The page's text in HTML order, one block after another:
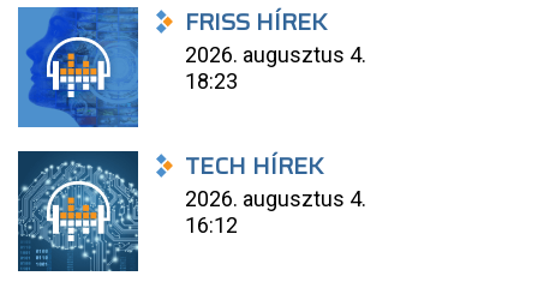
FRISS HÍREK
2026. augusztus 4.
18:23
TECH HÍREK
2026. augusztus 4.
16:12